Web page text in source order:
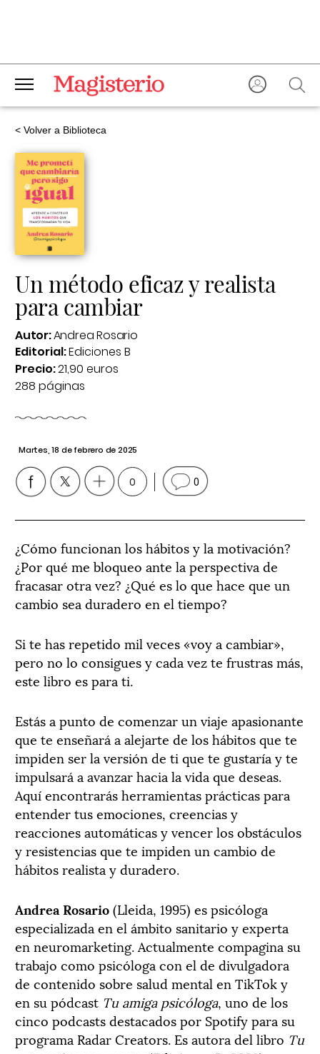
< Volver a Biblioteca
Un método eficaz y realista
para cambiar
Autor:Andrea Rosario
Editorial:Ediciones B
Precio:21,90 euros
288 páginas
Martes, 18 de febrero de 2025
0 0
¿Cómo funcionan los hábitos y la motivación?
¿Por qué me bloqueo ante la perspectiva de
fracasar otra vez? ¿Qué es lo que hace que un
cambio sea duradero en el tiempo?
Si te has repetido mil veces «voy a cambiar»,
pero no lo consigues y cada vez te frustras más,
este libro es para ti.
Estás a punto de comenzar un viaje apasionante
que te enseñará a alejarte de los hábitos que te
impiden ser la versión de ti que te gustaría y te
impulsará a avanzar hacia la vida que deseas.
Aquí encontrarás herramientas prácticas para
entender tus emociones, creencias y
reacciones automáticas y vencer los obstáculos
y resistencias que te impiden un cambio de
hábitos realista y duradero.
Andrea Rosario(Lleida, 1995) es psicóloga
especializada en el ámbito sanitario y experta
en neuromarketing. Actualmente compagina su
trabajo como psicóloga con el de divulgadora
de contenido sobre salud mental en TikTok y
en su pódcast Tu amiga psicóloga, uno de los
cinco podcasts destacados por Spotify para su
programa Radar Creators. Es autora del libro Tu